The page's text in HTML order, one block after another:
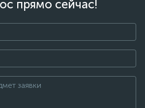
прямо сейчас!